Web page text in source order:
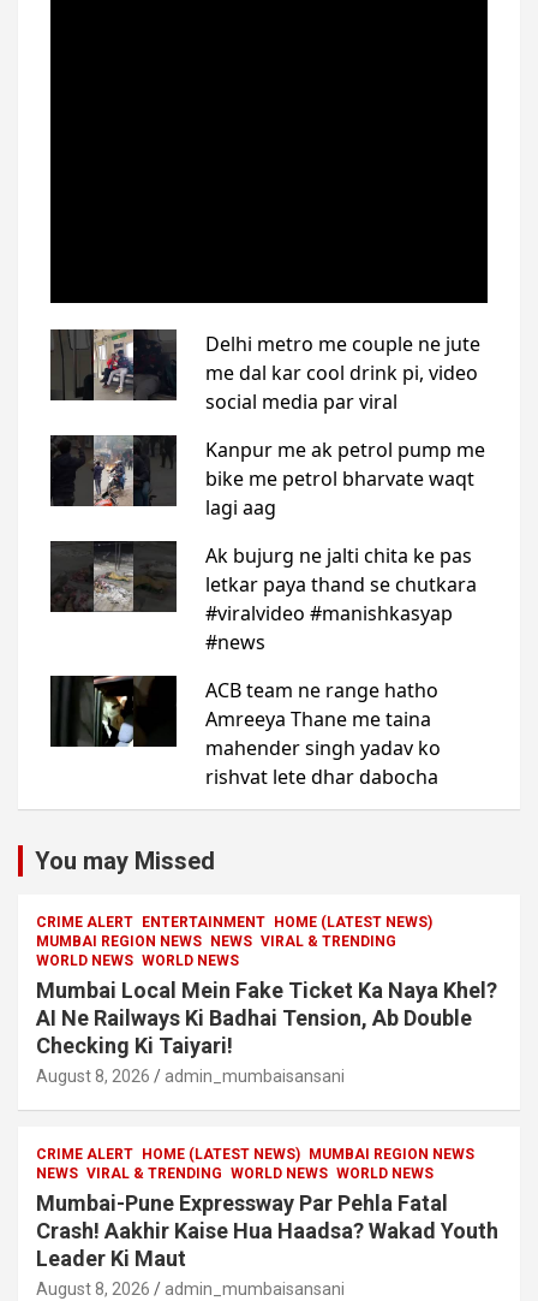
You may Missed
CRIME ALERT ENTERTAINMENT
HOME (LATEST NEWS)
MUMBAI REGION NEWS
NEWS VIRAL & TRENDING
WORLD NEWS WORLD NEWS
Mumbai Local Mein Fake Ticket Ka Naya Khel?
AI Ne Railways Ki Badhai Tension, Ab Double
Checking Ki Taiyari!
August 8, 2026 admin_mumbaisansani
CRIME ALERT HOME (LATEST NEWS)
MUMBAI REGION NEWS
NEWS VIRAL & TRENDING WORLD NEWS WORLD NEWS
Mumbai-Pune Expressway Par Pehla Fatal
Crash! Aakhir Kaise Hua Haadsa? Wakad Youth
Leader Ki Maut
August 8, 2026 admin_mumbaisansani